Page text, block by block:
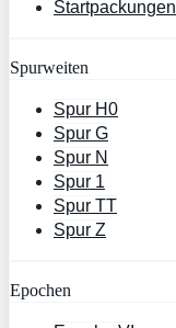
Startpackungen
Spurweiten
Spur H0
Spur G
Spur N
Spur 1
Spur TT
Spur Z
Epochen